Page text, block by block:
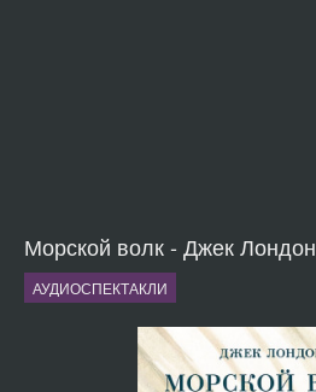
Морской волк - Джек Лондон
АУДИОСПЕКТАКЛИ